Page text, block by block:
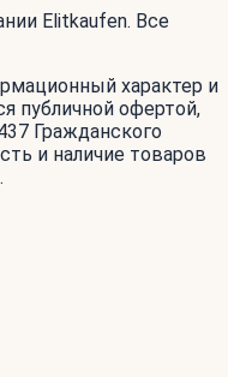
Elitkaufen. Все
характер и
публичной офертой,
Гражданского
и наличие товаров